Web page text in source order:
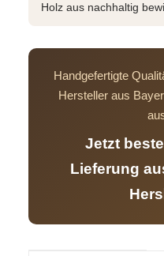
Holz aus nachhaltig
Handgefertigte
Hersteller aus
Jetzt
Lieferung